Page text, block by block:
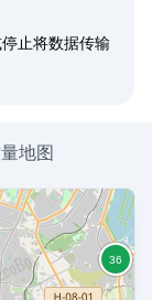
止将数据传输
地图